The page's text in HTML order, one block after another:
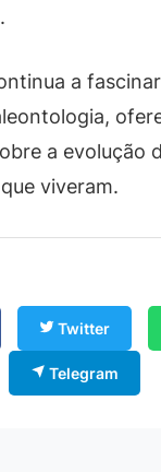
a
a evolução
viveram.
Twitter
Telegram